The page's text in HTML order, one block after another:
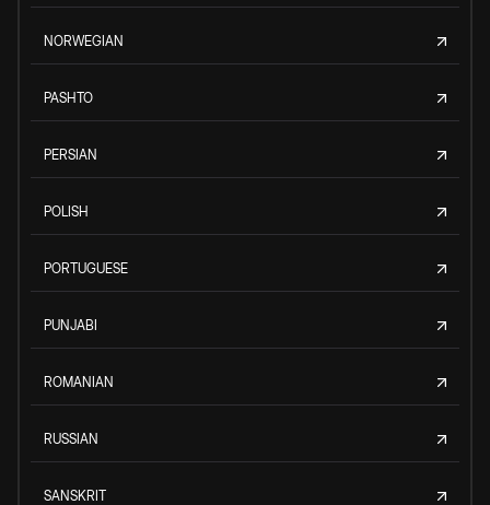
NORWEGIAN
PASHTO
PERSIAN
POLISH
PORTUGUESE
PUNJABI
ROMANIAN
RUSSIAN
SANSKRIT